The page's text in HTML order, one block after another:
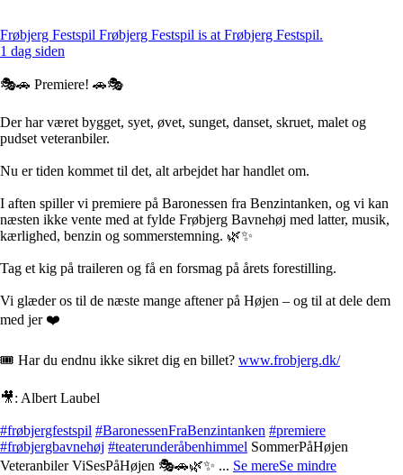
Frøbjerg Festspil Frøbjerg Festspil is at Frøbjerg Festspil.
1 dag siden
🎭🚗 Premiere! 🚗🎭
Der har været bygget, syet, øvet, sunget, danset, skruet, malet og
pudset veteranbiler.
Nu er tiden kommet til det, alt arbejdet har handlet om.
I aften spiller vi premiere på Baronessen fra Benzintanken, og vi kan
næsten ikke vente med at fylde Frøbjerg Bavnehøj med latter, musik,
kærlighed, benzin og sommerstemning. 🌿✨
Tag et kig på traileren og få en forsmag på årets forestilling.
Vi glæder os til de næste mange aftener på Højen – og til at dele dem
med jer ❤️
🎟️ Har du endnu ikke sikret dig en billet? www.frobjerg.dk/
🎥: Albert Laubel
#frøbjergfestspil #BaronessenFraBenzintanken #premiere
#frøbjergbavnehøj #teaterunderåbenhimmel SommerPåHøjen
Veteranbiler ViSesPåHøjen 🎭🚗🌿✨ ... Se mereSe mindre